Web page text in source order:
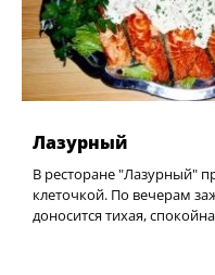
Лазурный
В ресторане "Лазурный"
клеточкой. По вечерам
доносится тихая,